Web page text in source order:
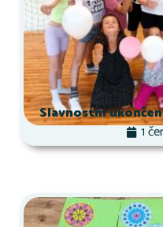
Slavnostní
1